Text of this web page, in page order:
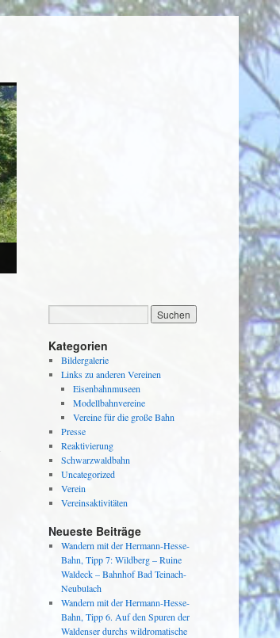
Kategorien
Bildergalerie
Links zu anderen Vereinen
Eisenbahnmuseen
Modellbahnvereine
Vereine für die große Bahn
Presse
Reaktivierung
Schwarzwaldbahn
Uncategorized
Verein
Vereinsaktivitäten
Neueste Beiträge
Wandern mit der Hermann-Hesse-
Bahn, Tipp 7: Wildberg – Ruine
Waldeck – Bahnhof Bad Teinach-
Neubulach
Wandern mit der Hermann-Hesse-
Bahn, Tipp 6. Auf den Spuren der
Waldenser durchs wildromatische